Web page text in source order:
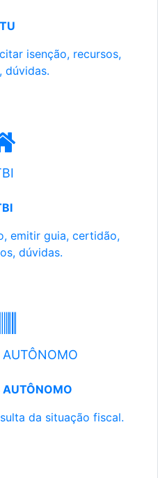
isenção, recursos,
dúvidas.
emitir guia, certidão,
dúvidas.
AUTÔNOMO
AUTÔNOMO
da situação fiscal.